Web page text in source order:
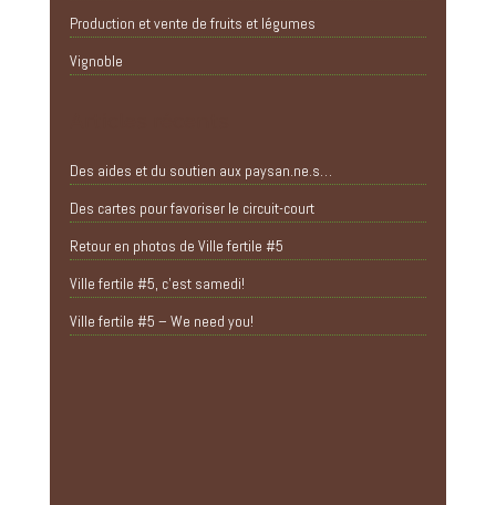
Production et vente de fruits et légumes
Vignoble
Des aides et du soutien aux paysan.ne.s…
Des cartes pour favoriser le circuit-court
Retour en photos de Ville fertile #5
Ville fertile #5, c’est samedi!
Ville fertile #5 – We need you!